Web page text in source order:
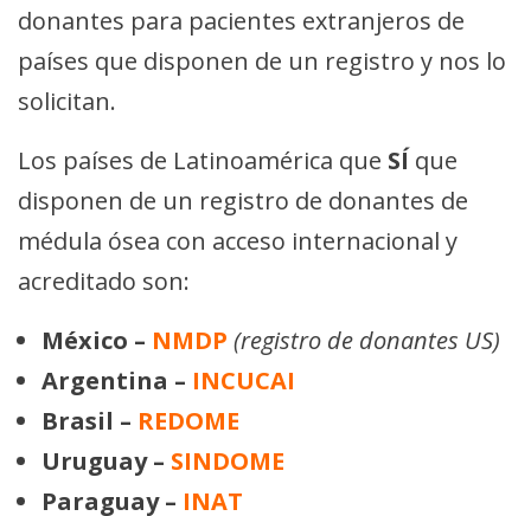
donantes para pacientes extranjeros de
países que disponen de un registro y nos lo
solicitan.
Los países de Latinoamérica que SÍ que
disponen de un registro de donantes de
médula ósea con acceso internacional y
acreditado son:
México – NMDP (registro de donantes US)
Argentina – INCUCAI
Brasil – REDOME
Uruguay – SINDOME
Paraguay – INAT